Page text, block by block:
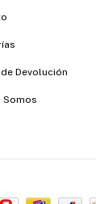
Devolución
Somos